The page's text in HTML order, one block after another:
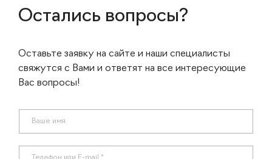
Остались вопросы?
Оставьте заявку на сайте и наши специалисты
свяжутся с Вами и ответят на все интересующие
Вас вопросы!